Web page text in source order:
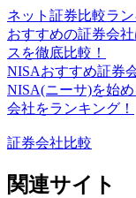
ネット証券比較ラ
おすすめの証券会
スを徹底比較！
NISAおすすめ証券
NISA(ニーサ)を始
会社をランキング！
証券会社比較
関連サイト